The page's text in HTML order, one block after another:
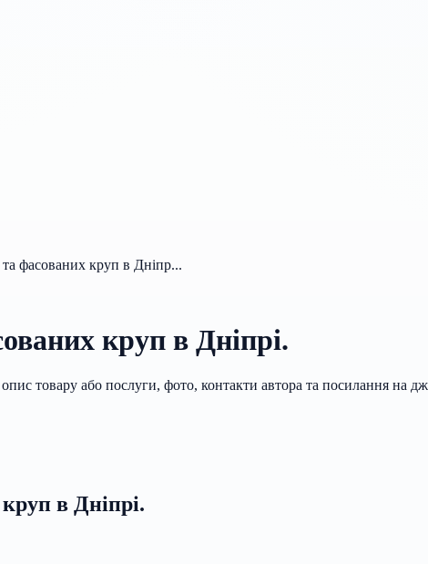
фасованих круп в Дніпр...
круп в Дніпрі.
товару або послуги, фото, контакти автора та посилання на
в Дніпрі.